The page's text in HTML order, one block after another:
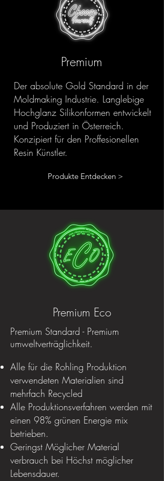
Premium
Der absolute Gold Standard in der
Moldmaking Industrie. Langlebige
Hochglanz Silikonformen entwickelt
und Produziert in Österreich.
Konzipiert für den Proffesionellen
Resin Künstler.
Produkte Entdecken >
Premium Eco
Premium Standard - Premium
umweltverträglichkeit.
Alle für die Rohling Produktion
verwendeten Materialien sind
mehrfach Recycled
Alle Produktionsverfahren werden mit
einen 98% grünen Energie mix
betrieben.
Geringst Möglicher Material
verbrauch bei Höchst möglicher
Lebensdauer.